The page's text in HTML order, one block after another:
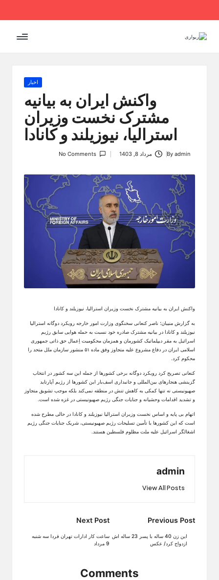
Skip
content
Posted
اخبار
واکنش ایران به بیانیه
مشترک نخست وزیران
استرالیا، نیوزیلند و کانادا
Byadmin مرداد 8, 1403 No Comments
واکنش ایران به بیانیه مشترک نخست وزیران استرالیا، نیوزیلند و کانادا
به گزارش منیبان؛ ناصر کنعانی سخنگوی وزارت امور خارجه رویکرد دوگانه استرالیا
نیوزیلند و کانادا در بیانیه مشترک صادره خود نسبت به حمله هوایی سابق رژیم
اسرائیل به مقر دیپلماتیک کشورمان و همزمان محکومیت اِعمال حق ذاتی جمهوری
اسلامی ایران در دفاع مشروع علیه متجاوز وفق ماده ۵۱ منشور سازمان ملل متحد را
محکوم کرد.
کنعانی تصریح کرد رویکرد دوگانه برخی کشورها از جمله این سه کشور در انتخاب
گزینشی هنجارهای بین‌المللی و جانبداری اسف‌بار این کشورها از رژیم آپارتاید
صهیونیستی نه تنها کمکی به کاهش تنش در منطقه نمی‌کند بلکه موجب تشویق متجاوز
و تشدید اقدامات وحشیانه و جنایات جنگی رژیم صهیونیستی در غزه شده است.
اتهام بی پایه و اساس نخست وزیران استرالیا نیوزیلند و کانادا در حالی مطرح شده
است که این کشورها با تأمین تسلیحات رژیم صهیونیستی، شریک جنایات جنگی رژیم
اشغالگر اسرائیل علیه ملت مظلوم فلسطین هستند.
admin
View All Posts
Post
navigation
Previous Post
این زن 40 ساله با پسر 23 ساله اش
ازدواج کرد/ عکس
Next Post
ساعت کار ادارات تهران فردا سه شنبه
9 مرداد
Comments